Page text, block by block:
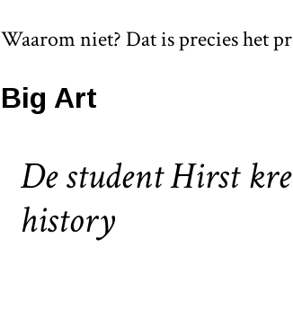
Waarom niet? Dat is precies het
Big Art
De student Hirst
history